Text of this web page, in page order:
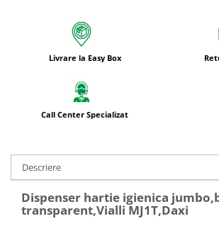
Livrare la Easy Box
Call Center Specializat
Descriere
Dispenser hartie igienica
transparent,Vialli MJ1T,Daxi